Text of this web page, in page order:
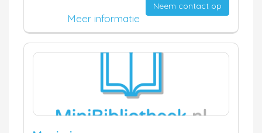
Neem contact op
Meer informatie